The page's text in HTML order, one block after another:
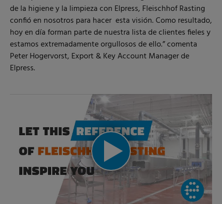
de la higiene y la limpieza con Elpress, Fleischhof Rasting
confió en nosotros para hacer esta visión. Como resultado,
hoy en día forman parte de nuestra lista de clientes fieles y
estamos extremadamente orgullosos de ello.” comenta
Peter Hogervorst, Export & Key Account Manager de
Elpress.